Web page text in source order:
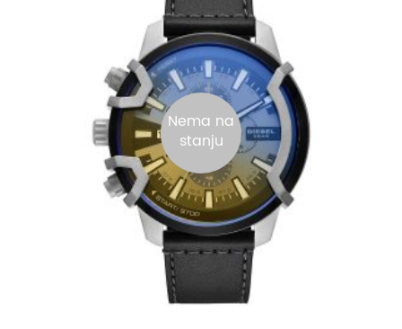
Nema na
stanju